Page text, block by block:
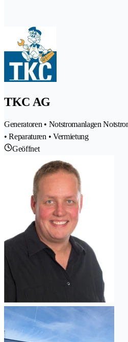
TKC AG
Generatoren • Notstromanlagen
• Reparaturen • Vermietung
Geöffnet